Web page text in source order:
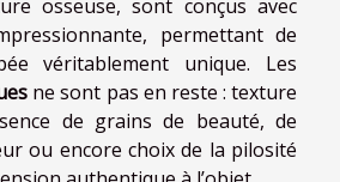
osseuse, sont conçus avec
permettant de
véritablement unique. Les
ne sont pas en reste : texture
de grains de beauté, de
ou encore choix de la pilosité